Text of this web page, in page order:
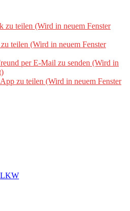
zu teilen (Wird in neuem Fenster
teilen (Wird in neuem Fenster
per E-Mail zu senden (Wird in
zu teilen (Wird in neuem Fenster
LKW